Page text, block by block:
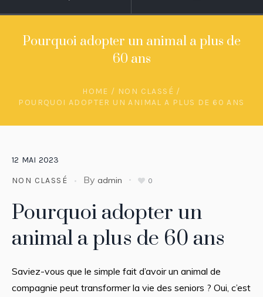
Pourquoi adopter un animal a plus de
60 ans
HOME / NON CLASSÉ /
POURQUOI ADOPTER UN ANIMAL A PLUS DE 60 ANS
12 MAI 2023
NON CLASSÉ By admin 0
Pourquoi adopter un
animal a plus de 60 ans
Saviez-vous que le simple fait d’avoir un animal de
compagnie peut transformer la vie des seniors ? Oui, c’est